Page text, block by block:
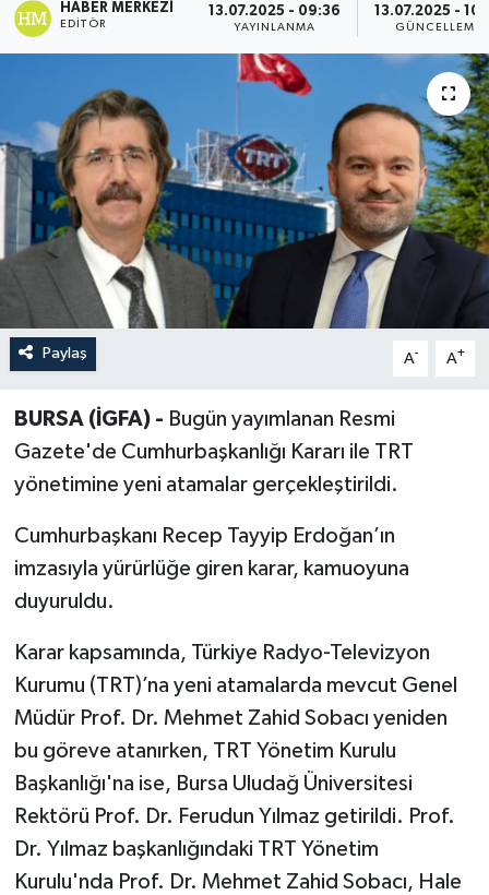
HABER MERKEZI
EDITÖR
13.07.2025 - 09:36
YAYINLANMA
13.07.2025 -
GÜNCELLEME
Paylaş A- A+
BURSA (İGFA) - Bugün yayımlanan Resmi
Gazete'de Cumhurbaşkanlığı Kararı ile TRT
yönetimine yeni atamalar gerçekleştirildi.
Cumhurbaşkanı Recep Tayyip Erdoğan’ın
imzasıyla yürürlüğe giren karar, kamuoyuna
duyuruldu.
Karar kapsamında, Türkiye Radyo-Televizyon
Kurumu (TRT)’na yeni atamalarda mevcut Genel
Müdür Prof. Dr. Mehmet Zahid Sobacı yeniden
bu göreve atanırken, TRT Yönetim Kurulu
Başkanlığı'na ise, Bursa Uludağ Üniversitesi
Rektörü Prof. Dr. Ferudun Yılmaz getirildi. Prof.
Dr. Yılmaz başkanlığındaki TRT Yönetim
Kurulu'nda Prof. Dr. Mehmet Zahid Sobacı, Hale